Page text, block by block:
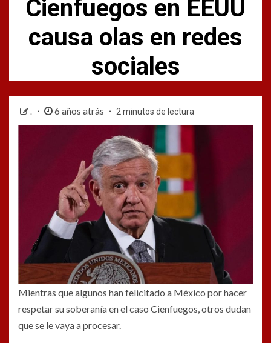
Cienfuegos en EEUU
causa olas en redes
sociales
. 6 años atrás 2 minutos de lectura
Mientras que algunos han felicitado a México por hacer
respetar su soberanía en el caso Cienfuegos, otros dudan
que se le vaya a procesar.